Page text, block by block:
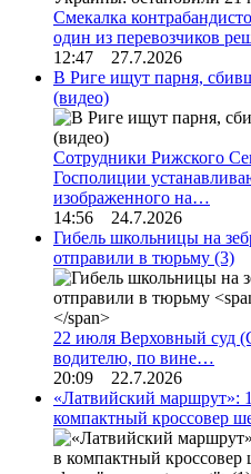
Смекалка
один из перевозчиков
12:47 27.7.2026
В Риге ищут парня,
(видео)
Сотрудники Рижского
Госполиции
изображенного на…
14:56 24.7.2026
Гибель школьницы на
отправили в тюрьму (3)
22 июля Верховный суд
водителю, по вине…
20:09 22.7.2026
«Латвийский маршрут»:
компактный кроссовер